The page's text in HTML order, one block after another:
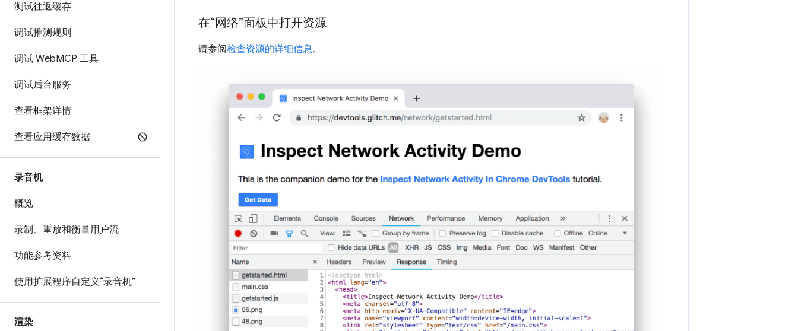
测试往返缓存
调试推测规则
调试 WebMCP 工具
调试后台服务
查看框架详情
查看应用缓存数据
录音机
概览
录制、重放和衡量用户流
功能参考资料
使用扩展程序自定义“录音机”
渲染
在“网络”面板中打开资源
请参阅检查资源的详细信息。